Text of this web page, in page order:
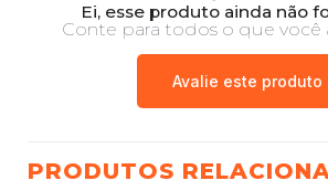
Ei, esse produto ainda não
Conte para todos o que você
Avalie este produto
PRODUTOS